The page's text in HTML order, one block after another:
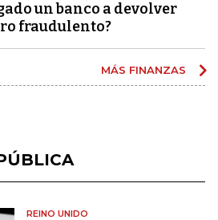
un banco a devolver
fraudulento?
MÁS FINANZAS
REINO UNIDO